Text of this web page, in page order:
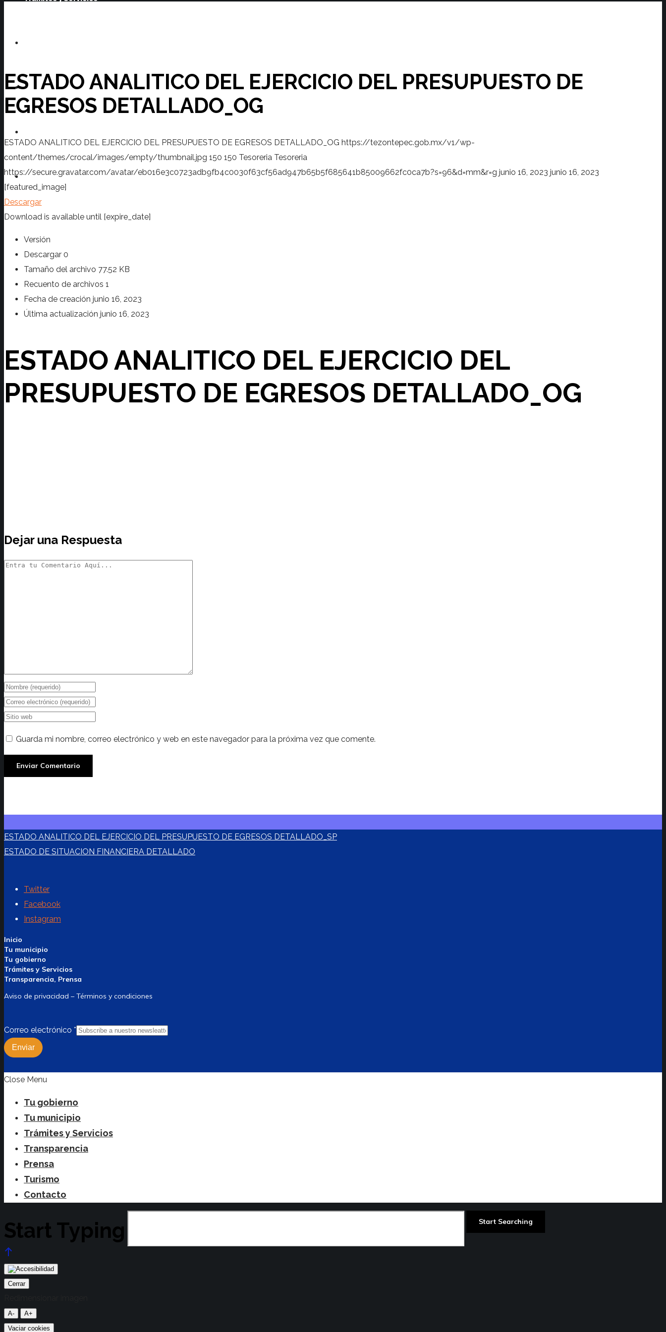
Prensa
Contacto
ESTADO ANALITICO DEL EJERCICIO DEL PRESUPUESTO DE
EGRESOS DETALLADO_OG
ESTADO ANALITICO DEL EJERCICIO DEL PRESUPUESTO DE EGRESOS DETALLADO_OG https://tezontepec.gob.mx/v1/wp-
content/themes/crocal/images/empty/thumbnail.jpg 150 150 Tesoreria Tesoreria
https://secure.gravatar.com/avatar/eb016e3c0723adb9fb4c0030f63cf56ad947b65b5f685641b85009662fc0ca7b?s=96&d=mm&r=g junio 16, 2023 junio 16, 2023
[featured_image]
Descargar
Download is available until [expire_date]
Versión
Descargar 0
Tamaño del archivo 77.52 KB
Recuento de archivos 1
Fecha de creación junio 16, 2023
Última actualización junio 16, 2023
ESTADO ANALITICO DEL EJERCICIO DEL
PRESUPUESTO DE EGRESOS DETALLADO_OG
Dejar una Respuesta
Guarda mi nombre, correo electrónico y web en este navegador para la próxima vez que comente.
ESTADO ANALITICO DEL EJERCICIO DEL PRESUPUESTO DE EGRESOS DETALLADO_SP
ESTADO DE SITUACION FINANCIERA DETALLADO
Twitter
Facebook
Instagram
Inicio
Tu municipio
Tu gobierno
Trámites y Servicios
Transparencia, Prensa
Aviso de privacidad – Términos y condiciones
Correo electrónico *
Enviar
Close Menu
Tu gobierno
Tu municipio
Trámites y Servicios
Transparencia
Prensa
Turismo
Contacto
Start Typing
Cerrar
A-
A+
Vaciar cookies